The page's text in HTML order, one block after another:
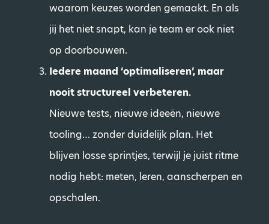
waarom keuzes worden gemaakt. En als
jij het niet snapt, kan je team er ook niet
op doorbouwen.
Iedere maand ‘optimaliseren’, maar
nooit structureel verbeteren.
Nieuwe tests, nieuwe ideeën, nieuwe
tooling… zonder duidelijk plan. Het
blijven losse sprintjes, terwijl je juist ritme
nodig hebt: meten, leren, aanscherpen en
opschalen.